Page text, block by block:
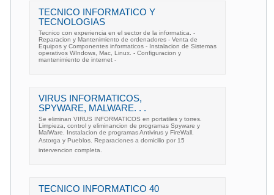
TECNICO INFORMATICO Y
TECNOLOGIAS
Tecnico con experiencia en el sector de la informatica. -
Reparacion y Mantenimiento de ordenadores - Venta de
Equipos y Componentes informaticos - Instalacion de Sistemas
operativos WIndows, Mac, Linux. - Configuracion y
mantenimiento de internet -
VIRUS INFORMATICOS,
SPYWARE, MALWARE. . .
Se eliminan VIRUS INFORMATICOS en portatiles y torres.
Limpieza, control y eliminancion de programas Spyware y
MalWare. Instalacion de programas Antivirus y FireWall.
Astorga y Pueblos. Reparaciones a domicilio por 15
intervencion completa.
TECNICO INFORMATICO 40